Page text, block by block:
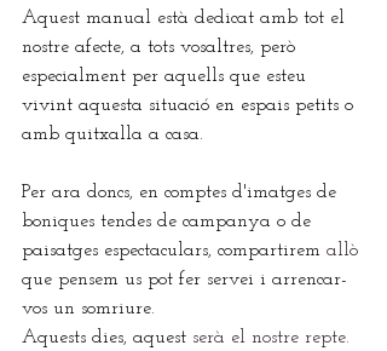
Aquest manual està dedicat amb tot el
nostre afecte, a tots vosaltres, però
especialment per aquells que esteu
vivint aquesta situació en espais petits o
amb quitxalla a casa.
Per ara doncs, en comptes d'imatges de
boniques tendes de campanya o de
paisatges espectaculars, compartirem allò
que pensem us pot fer servei i arrencar-
vos un somriure.
Aquests dies, aquest serà el nostre repte.